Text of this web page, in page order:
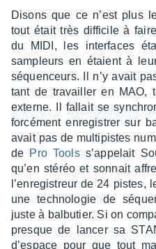
Disons que ce n’est plus
tout était très diffi­cile à
du MIDI, les inter­faces
sampleurs en étaient à
séquen­ceurs. Il n’y avait
tant de travailler en MAO,
externe. Il fallait se
forcé­ment enre­gis­trer sur
avait pas de multi­pistes
de Pro Toolss’ap­pe­lait
qu’en stéréo et sonnait
l’en­re­gis­treur de 24 pistes,
une tech­no­lo­gie de
juste à balbu­tier. Si on
presque de lancer sa
d’es­pace pour que tout